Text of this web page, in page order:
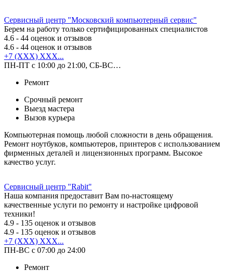
Сервисный центр "Московский компьютерный сервис"
Берем на работу только сертифицированных специалистов
4.6 - 44 оценок и отзывов
4.6 - 44 оценок и отзывов
+7 (XXX) XXX...
ПН-ПТ с 10:00 до 21:00, СБ-ВС…
Ремонт
Срочный ремонт
Выезд мастера
Вызов курьера
Компьютерная помощь любой сложности в день обращения.
Ремонт ноутбуков, компьютеров, принтеров с использованием
фирменных деталей и лицензионных программ. Высокое
качество услуг.
Сервисный центр "Rabit"
Наша компания предоставит Вам по-настоящему
качественные услуги по ремонту и настройке цифровой
техники!
4.9 - 135 оценок и отзывов
4.9 - 135 оценок и отзывов
+7 (XXX) XXX...
ПН-ВС с 07:00 до 24:00
Ремонт